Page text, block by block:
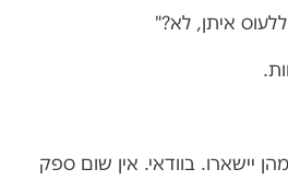
איתן, לא?"
יישארו. בוודאי. אין שום ספק